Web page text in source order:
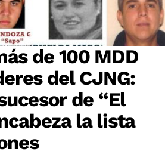
de 100 MDD
del CJNG:
de “El
la lista